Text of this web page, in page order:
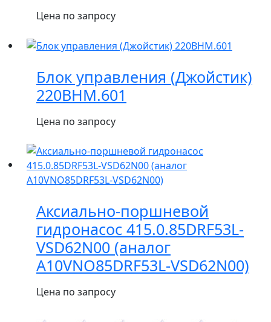
Цена по запросу
Блок управления (Джойстик)
220BHM.601
Цена по запросу
Аксиально-поршневой
гидронасос 415.0.85DRF53L-
VSD62N00 (аналог
A10VNO85DRF53L-VSD62N00)
Цена по запросу